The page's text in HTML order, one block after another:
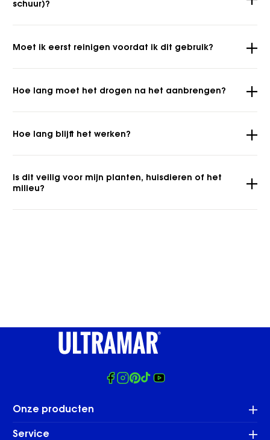
schuur)?
Moet ik eerst reinigen voordat ik dit gebruik?
Hoe lang moet het drogen na het aanbrengen?
Hoe lang blijft het werken?
Is dit veilig voor mijn planten, huisdieren of het
milieu?
Facebook
Instagram
Pinterest
TiktokYoutube
Onze producten
Service